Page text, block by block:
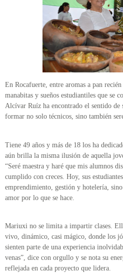
En Rocafuerte, entre aromas a pan
manabitas y sueños estudiantiles que se
Alcívar Ruíz ha encontrado el sentido de
formar no solo técnicos, sino también
Tiene 49 años y más de 18 los ha
aún brilla la misma ilusión de aquella
“Seré maestra y haré que mis alumnos
cumplido con creces. Hoy, sus
emprendimiento, gestión y hotelería,
amor por lo que se hace.
Mariuxi no se limita a impartir clases.
vivo, dinámico, casi mágico, donde los
sienten parte de una experiencia
venas”, dice con orgullo y se nota su
reflejada en cada proyecto que lidera.